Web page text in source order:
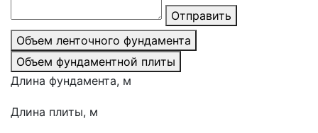
Отправить
Объем ленточного фундамента
Объем фундаментной плиты
Длина фундамента, м
Длина плиты, м